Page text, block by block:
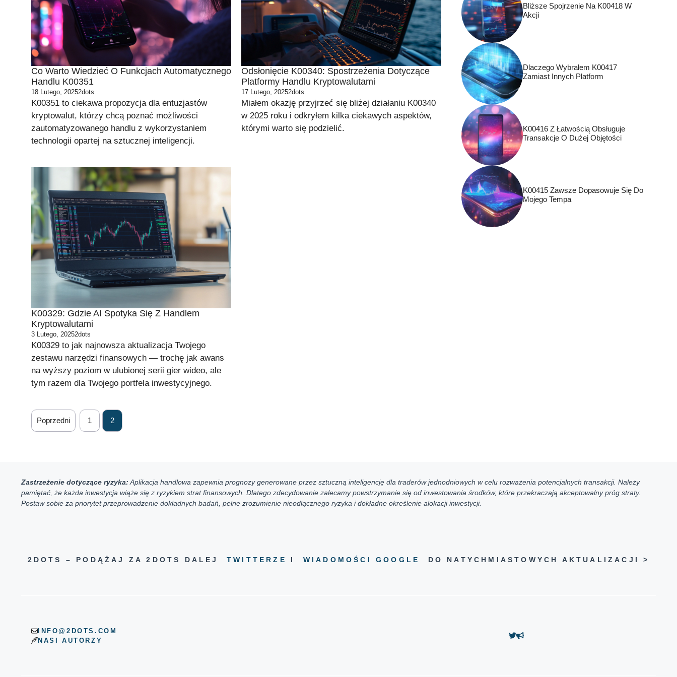
Co Warto Wiedzieć O Funkcjach Automatycznego
Handlu K00351
18 Lutego, 20252dots
K00351 to ciekawa propozycja dla entuzjastów
kryptowalut, którzy chcą poznać możliwości
zautomatyzowanego handlu z wykorzystaniem
technologii opartej na sztucznej inteligencji.
Odsłonięcie K00340: Spostrzeżenia Dotyczące
Platformy Handlu Kryptowalutami
17 Lutego, 20252dots
Miałem okazję przyjrzeć się bliżej działaniu K00340
w 2025 roku i odkryłem kilka ciekawych aspektów,
którymi warto się podzielić.
K00329: Gdzie AI Spotyka Się Z Handlem
Kryptowalutami
3 Lutego, 20252dots
K00329 to jak najnowsza aktualizacja Twojego
zestawu narzędzi finansowych — trochę jak awans
na wyższy poziom w ulubionej serii gier wideo, ale
tym razem dla Twojego portfela inwestycyjnego.
Poprzedni 1 2
Bliższe Spojrzenie Na K00418 W
Akcji
Dlaczego Wybrałem K00417
Zamiast Innych Platform
K00416 Z Łatwością Obsługuje
Transakcje O Dużej Objętości
K00415 Zawsze Dopasowuje Się Do
Mojego Tempa
Zastrzeżenie dotyczące ryzyka: Aplikacja handlowa zapewnia prognozy generowane przez sztuczną inteligencję dla traderów jednodniowych w celu rozważenia potencjalnych transakcji. Należy
pamiętać, że każda inwestycja wiąże się z ryzykiem strat finansowych. Dlatego zdecydowanie zalecamy powstrzymanie się od inwestowania środków, które przekraczają akceptowalny próg straty.
Postaw sobie za priorytet przeprowadzenie dokładnych badań, pełne zrozumienie nieodłącznego ryzyka i dokładne określenie alokacji inwestycji.
2DOTS – PODĄŻAJ ZA 2DOTS DALEJTWITTERZE I WIADOMOŚCI GOOGLE DO NATYCHMIASTOWYCH AKTUALIZACJI >
INFO@2DOTS.COM
NASI AUTORZY